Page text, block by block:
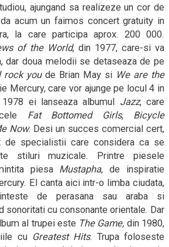
ajungand sa realizeze un cor de
acum un faimos concert gratuity in
la care participa aprox. 200 000.
of the World, din 1977, care-si va
dar doua melodii se detaseaza de pe
rock youde Brian May si We are the
Mercury, care vor ajunge pe locul 4 in
ei lanseaza albumul Jazz, care
Fat Bottomed Girls, Bicycle
Now. Desi un succes comercial cert,
de specialistii care considera ca se
stiluri muzicale. Printre piesele
piesa Mustapha, de inspiratie
El canta aici intr-o limba ciudata,
de perasana sau araba si
sonoritati cu consonante orientale. Dar
al trupei este The Game, din 1980,
cu Greatest Hits. Trupa foloseste